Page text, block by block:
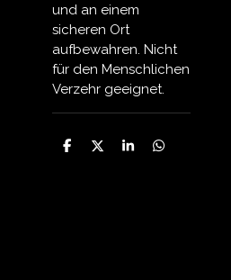
und an einem
sicheren Ort
aufbewahren. Nicht
für den Menschlichen
Verzehr geeignet.
T
T
T
T